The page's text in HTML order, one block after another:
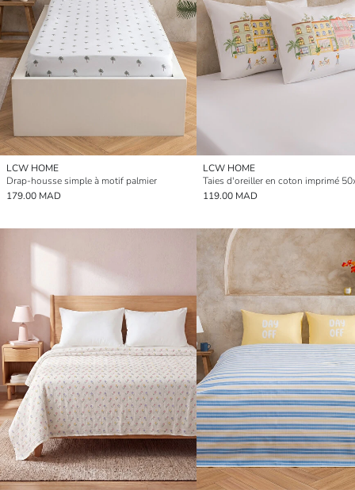
LCW HOME
Drap-housse simple à motif palmier
179.00 MAD
LCW HOME
119.00 MAD